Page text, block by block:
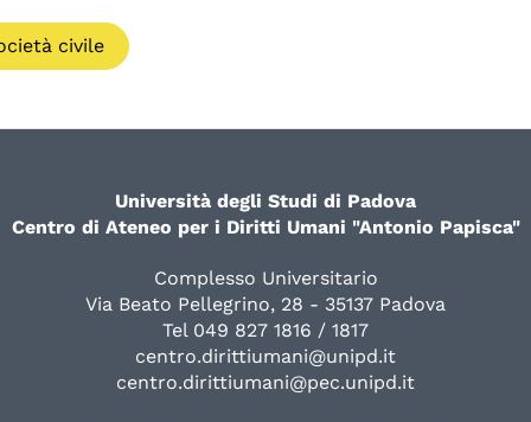
civile
Università degli Studi di Padova
Centro di Ateneo per i Diritti Umani "Antonio Papisca"
Complesso Universitario
Via Beato Pellegrino, 28 - 35137 Padova
Tel 049 827 1816 / 1817
centro.dirittiumani@unipd.it
centro.dirittiumani@pec.unipd.it